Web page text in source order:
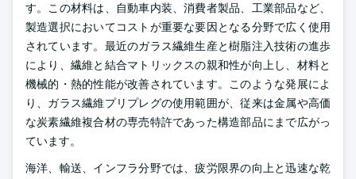
す。この材料は、自動車内装、消費者製品、工業部品など、
製造選択においてコストが重要な要因となる分野で広く使用
されています。最近のガラス繊維生産と樹脂注入技術の進歩
により、繊維と結合マトリックスの親和性が向上し、材料と
機械的・熱的性能が改善されています。このような発展によ
り、ガラス繊維プリプレグの使用範囲が、従来は金属や高価
な炭素繊維複合材の専売特許であった構造部品にまで広がっ
ています。
海洋、輸送、インフラ分野では、疲労限界の向上と迅速な乾